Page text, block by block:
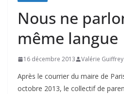
Nous ne
même langue
16 décembre 2013 Valérie Guiffrey
Après le courrier du maire de
octobre 2013, le collectif de